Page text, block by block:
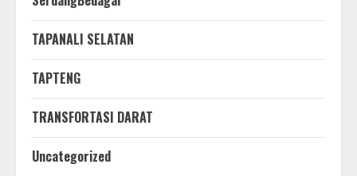
TAPANALI SELATAN
TAPTENG
TRANSFORTASI DARAT
Uncategorized